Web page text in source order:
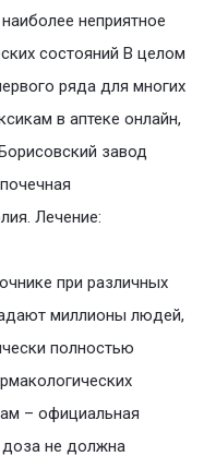
неприятное
состояний В целом
ряда для многих
в аптеке онлайн,
завод
Лечение:
при различных
миллионы людей,
полностью
– официальная
доза не должна